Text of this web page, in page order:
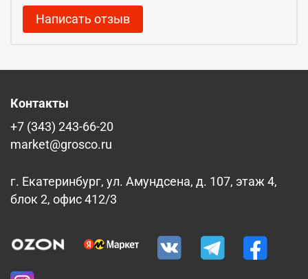
Написать отзыв
Контакты
+7 (343) 243-66-20
market@grosco.ru
г. Екатеринбург, ул. Амундсена, д. 107, этаж 4,
блок 2, офис 412/3